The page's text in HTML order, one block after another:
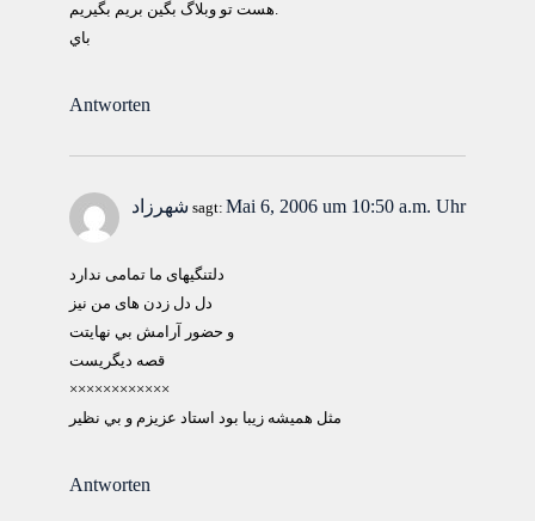
هست تو وبلاگ بگين بريم بگيريم.
باي
Antworten
شهرزاد sagt: Mai 6, 2006 um 10:50 a.m. Uhr
دلتنگيهای ما تمامی ندارد
دل دل زدن های من نيز
و حضور آرامش بي نهايتت
قصه ديگريست
××××××××××××
مثل هميشه زيبا بود استاد عزيزم و بي نظير
Antworten